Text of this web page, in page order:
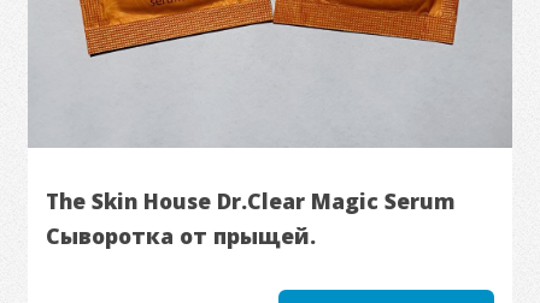
The Skin House Dr.Clear Magic Serum
Сыворотка от прыщей.